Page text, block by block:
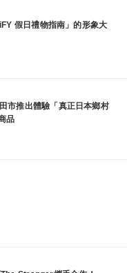
假日禮物指南」的形象大
市推出體驗「真正日本鄉村
品